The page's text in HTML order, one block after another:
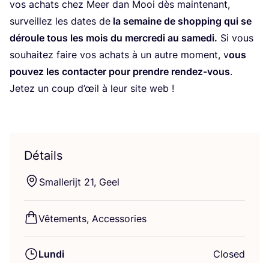
vos achats chez Meer dan Mooi dès main­te­nant,
sur­veillez les dates de la semaine de shop­ping qui se
déroule tous les mois du mer­cre­di au same­di. Si vous
sou­hai­tez faire vos achats à un autre moment, vous
pou­vez les contac­ter pour prendre ren­dez-vous.
Jetez un coup d’œil à leur site web !
Détails
Smal­le­ri­jt 21, Geel
Vête­ments, Accessories
Lundi
Closed